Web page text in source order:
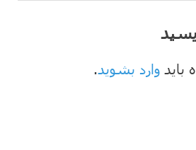
باید وارد بشوید.